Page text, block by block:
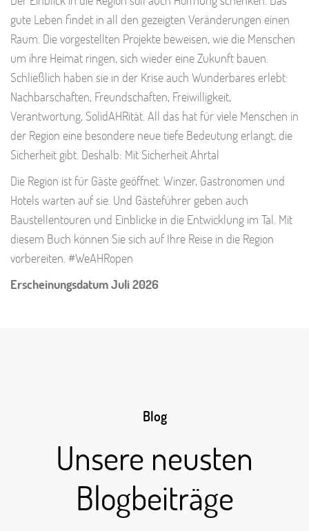
gute Leben findet in all den gezeigten Veränderungen einen
Raum. Die vorgestellten Projekte beweisen, wie die Menschen
um ihre Heimat ringen, sich wieder eine Zukunft bauen.
Schließlich haben sie in der Krise auch Wunderbares erlebt:
Nachbarschaften, Freundschaften, Freiwilligkeit,
Verantwortung, SolidAHRität. All das hat für viele Menschen in
der Region eine besondere neue tiefe Bedeutung erlangt, die
Sicherheit gibt. Deshalb: Mit Sicherheit Ahrtal
Die Region ist für Gäste geöffnet. Winzer, Gastronomen und
Hotels warten auf sie. Und Gästeführer geben auch
Baustellentouren und Einblicke in die Entwicklung im Tal. Mit
diesem Buch können Sie sich auf Ihre Reise in die Region
vorbereiten. #WeAHRopen
Erscheinungsdatum Juli 2026
Blog
Unsere neusten
Blogbeiträge